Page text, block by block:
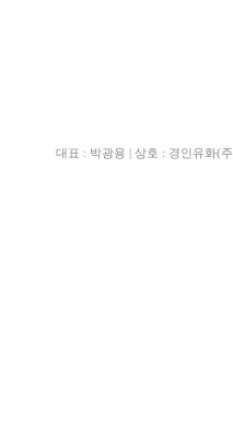
대표 : 박광용 | 상호 : 경인유화(